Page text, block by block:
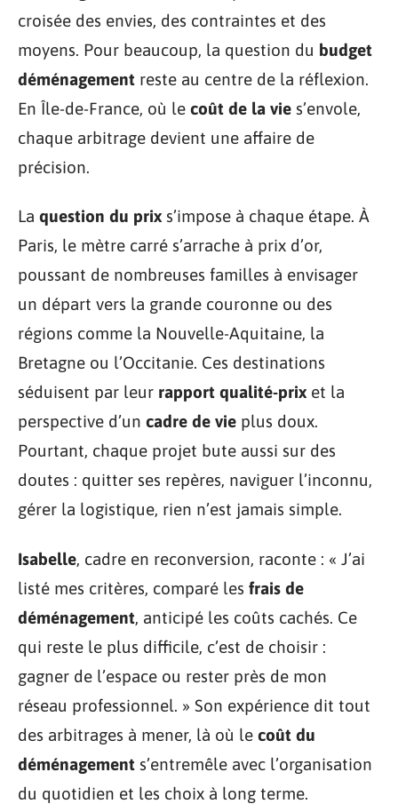
croisée des envies, des contraintes et des
moyens. Pour beaucoup, la question du budget
déménagement reste au centre de la réflexion.
En Île-de-France, où le coût de la vie s’envole,
chaque arbitrage devient une affaire de
précision.
La question du prix s’impose à chaque étape. À
Paris, le mètre carré s’arrache à prix d’or,
poussant de nombreuses familles à envisager
un départ vers la grande couronne ou des
régions comme la Nouvelle-Aquitaine, la
Bretagne ou l’Occitanie. Ces destinations
séduisent par leur rapport qualité-prix et la
perspective d’un cadre de vie plus doux.
Pourtant, chaque projet bute aussi sur des
doutes : quitter ses repères, naviguer l’inconnu,
gérer la logistique, rien n’est jamais simple.
Isabelle, cadre en reconversion, raconte : « J’ai
listé mes critères, comparé les frais de
déménagement, anticipé les coûts cachés. Ce
qui reste le plus difficile, c’est de choisir :
gagner de l’espace ou rester près de mon
réseau professionnel. » Son expérience dit tout
des arbitrages à mener, là où le coût du
déménagement s’entremêle avec l’organisation
du quotidien et les choix à long terme.